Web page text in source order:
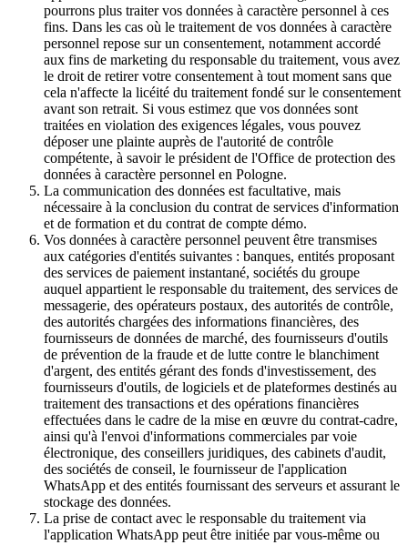
pourrons plus traiter vos données à caractère personnel à ces
fins. Dans les cas où le traitement de vos données à caractère
personnel repose sur un consentement, notamment accordé
aux fins de marketing du responsable du traitement, vous avez
le droit de retirer votre consentement à tout moment sans que
cela n'affecte la licéité du traitement fondé sur le consentement
avant son retrait. Si vous estimez que vos données sont
traitées en violation des exigences légales, vous pouvez
déposer une plainte auprès de l'autorité de contrôle
compétente, à savoir le président de l'Office de protection des
données à caractère personnel en Pologne.
La communication des données est facultative, mais
nécessaire à la conclusion du contrat de services d'information
et de formation et du contrat de compte démo.
Vos données à caractère personnel peuvent être transmises
aux catégories d'entités suivantes : banques, entités proposant
des services de paiement instantané, sociétés du groupe
auquel appartient le responsable du traitement, des services de
messagerie, des opérateurs postaux, des autorités de contrôle,
des autorités chargées des informations financières, des
fournisseurs de données de marché, des fournisseurs d'outils
de prévention de la fraude et de lutte contre le blanchiment
d'argent, des entités gérant des fonds d'investissement, des
fournisseurs d'outils, de logiciels et de plateformes destinés au
traitement des transactions et des opérations financières
effectuées dans le cadre de la mise en œuvre du contrat-cadre,
ainsi qu'à l'envoi d'informations commerciales par voie
électronique, des conseillers juridiques, des cabinets d'audit,
des sociétés de conseil, le fournisseur de l'application
WhatsApp et des entités fournissant des serveurs et assurant le
stockage des données.
La prise de contact avec le responsable du traitement via
l'application WhatsApp peut être initiée par vous-même ou